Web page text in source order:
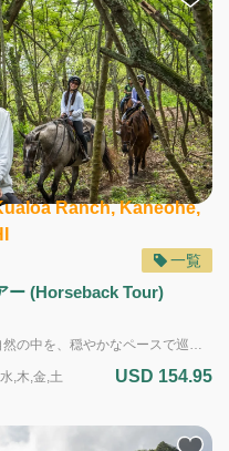
Ranch, Kaneohe,
一覧
ー (Horseback Tour)
クアロアの雄大な自然の中を、穏やかなペースで巡る2時間の乗馬ウォーキングツアー。 カップルやご夫婦で、景色や空気を感じながら、ゆったりとした時間を過ごしたい方におすすめの体験です。 よく訓練された馬に乗り、緑が広がる牧草地や、クアロアを象徴する山々の麓を進みながら、太平洋を見渡す開放的な景色をゆっくりとお楽しみいただきます。 乗馬が初めての方でも安心してご参加いただけます。経験豊富なガイドが同行し、丁寧にサポートするため、初めての乗馬体験にも最適。ツアー中、ガイドは、クアロアの歴史や文化、そして映画やテレビ番組のロケ地についての話も交えながら、ご案内します。 こんな方にオススメ！ ・カップルやご夫婦で、特別な思い出を残したい方 ・ハワイの自然を、静かに・ゆったりと楽しみたい方 ・乗馬が初めてで、落ち着いたペースで体験したい方 ・映画やテレビ番組のロケ地を、景色とともに味わいたい方 ・10歳以上のお子様と一緒に、安心して参加できるアクティビティを探している方 ＜乗馬ツアーに参加の前にお読みください＞ クアロアランチの乗馬ツアーは、参加する際の服装や持ち物にいくつかの注意事項がありますので、ご参加の前にお読みいただき、ご準備をお願いします。 https://www.kualoa.jp/article/horseback-precautions-jp ＜複数のツアーを申し込む場合の注意事項＞ ・それぞれのツアーを一つずつ別々にお申し込みください。 ・ツアーの終了予定時間から次のツアーの受付開始時間までの間を、最低でも15分以上空けてください。 ・送迎を希望する場合は、開始時間が早い方のツアーにだけ送迎を付け、早いツアーの開始時間に間に合うように送迎を選択してください。
,木,金,土 USD 154.95